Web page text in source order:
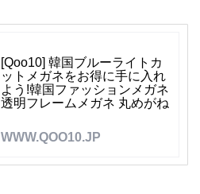
[Qoo10] 韓国ブルーライトカ
ットメガネをお得に手に入れ
よう!韓国ファッションメガネ
透明フレームメガネ 丸めがね
WWW.QOO10.JP